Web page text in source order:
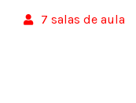
7 salas de aula